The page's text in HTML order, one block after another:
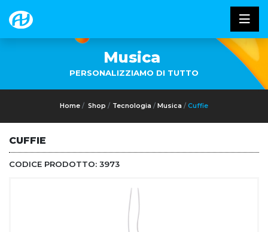
Musica
PERSONALIZZIAMO DI TUTTO
Home Shop Tecnologia Musica Cuffie
CUFFIE
CODICE PRODOTTO: 3973